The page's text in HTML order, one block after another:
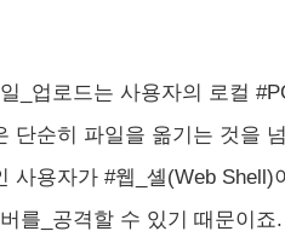
_업로드는 사용자의 로컬
단순히 파일을 옮기는 것을
사용자가 #웹_셸(Web
를_공격할 수 있기 때문이죠.